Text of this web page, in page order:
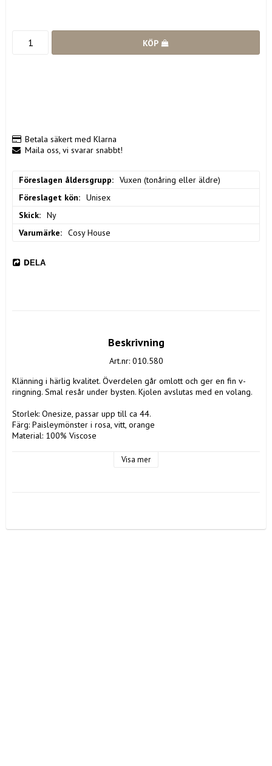
KÖP
Betala säkert med Klarna
Maila oss, vi svarar snabbt!
Föreslagen åldersgrupp
Vuxen (tonåring eller äldre)
Föreslaget kön
Unisex
Skick
Ny
Varumärke
Cosy House
DELA
Beskrivning
Art.nr: 010.580
Klänning i härlig kvalitet. Överdelen går omlott och ger en fin v-
ringning. Smal resår under bysten. Kjolen avslutas med en volang.
Storlek: Onesize, passar upp till ca 44.
Färg: Paisleymönster i rosa, vitt, orange
Material: 100% Viscose
Visa mer